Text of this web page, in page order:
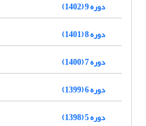
دوره 9 (1402)
دوره 8 (1401)
دوره 7 (1400)
دوره 6 (1399)
دوره 5 (1398)